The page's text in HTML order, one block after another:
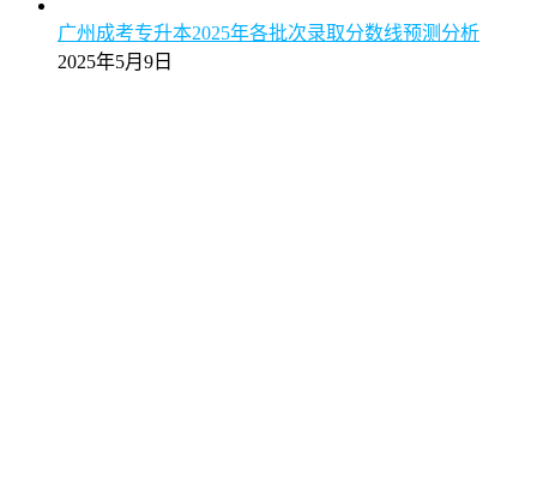
广州成考专升本2025年各批次录取分数线预测分析
2025年5月9日